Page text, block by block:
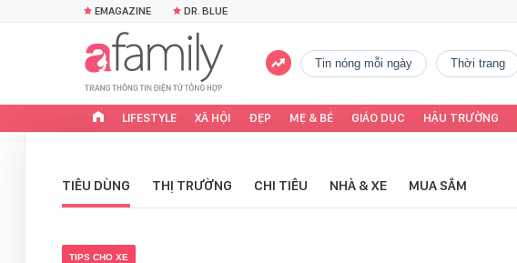
EMAGAZINE DR. BLUE
tin nóng mỗi ngày thời trang
LIFESTYLE XÃ HỘI ĐẸP MẸ & BÉ GIÁO DỤC HẬU TRƯỜNG
TIÊU DÙNG THỊ TRƯỜNG CHI TIÊU NHÀ & XE MUA SẮM
TIPS CHO XE